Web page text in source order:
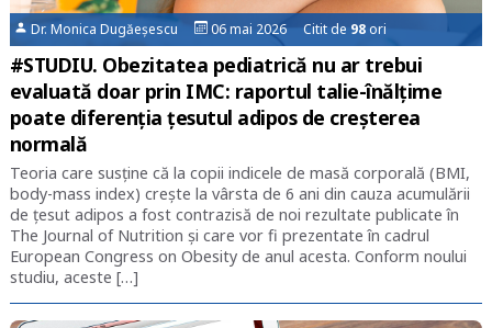
Dr. Monica Dugăeșescu 06 mai 2026 Citit de 98ori
#STUDIU. Obezitatea pediatrică nu ar trebui
evaluată doar prin IMC: raportul talie-înălțime
poate diferenția țesutul adipos de creșterea
normală
Teoria care susține că la copii indicele de masă corporală (BMI,
body-mass index) crește la vârsta de 6 ani din cauza acumulării
de țesut adipos a fost contrazisă de noi rezultate publicate în
The Journal of Nutrition și care vor fi prezentate în cadrul
European Congress on Obesity de anul acesta. Conform noului
studiu, aceste […]